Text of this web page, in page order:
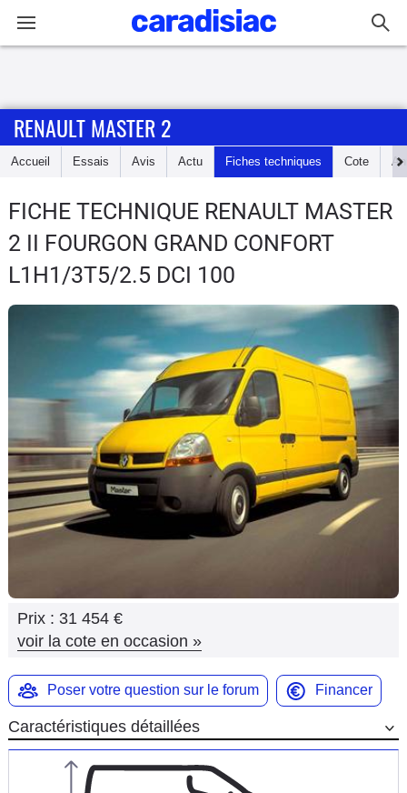
Accueil
Essais
Guide
d'achat
Electriques
Utilitaires
Auto
Services
Forum
Marques
RENAULT MASTER 2
Accueil Essais Avis Actu Fiches techniques Cote
FICHE TECHNIQUE RENAULT MASTER
2 II FOURGON GRAND CONFORT
L1H1/3T5/2.5 DCI 100
Prix : 31 454 €
voir la cote en occasion »
Poser votre question sur le forum Financer
Caractéristiques détaillées